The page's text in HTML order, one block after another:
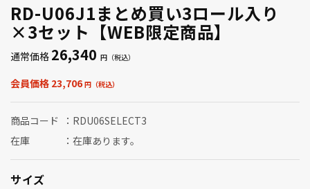
RD-U06J1まとめ買い3ロール入り
×3セット【WEB限定商品】
通常価格 26,340
会員価格 23,706
商品コード
RDU06SELECT3
在庫
在庫あります。
サイズ